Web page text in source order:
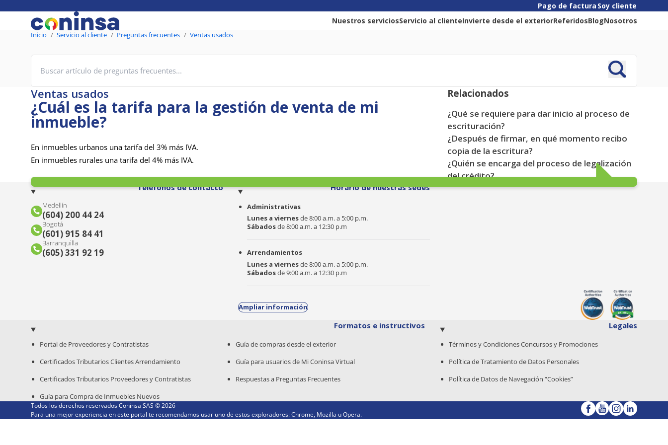
Pago de factura Soy cliente
Nuestros serviciosServicio al clienteInvierte desde el exteriorReferidosBlogNosotros
Inicio Servicio al cliente Preguntas frecuentes Ventas usados
Ventas usados
¿Cuál es la tarifa para la gestión de venta de mi
inmueble?
En inmuebles urbanos una tarifa del 3% más IVA.
En inmuebles rurales una tarifa del 4% más IVA.
Relacionados
¿Qué se requiere para dar inicio al proceso de
escrituración?
¿Después de firmar, en qué momento recibo
copia de la escritura?
¿Quién se encarga del proceso de legalización
del crédito?
Teléfonos de contacto
Medellín
(604) 200 44 24
Bogotá
(601) 915 84 41
Barranquilla
(605) 331 92 19
Horario de nuestras sedes
Administrativas
Lunes a viernesde 8:00 a.m. a 5:00 p.m.
Sábadosde 8:00 a.m. a 12:30 p.m
Arrendamientos
Lunes a viernesde 8:00 a.m. a 5:00 p.m.
Sábadosde 9:00 a.m. a 12:30 p.m
Ampliar información
Formatos e instructivos
Portal de Proveedores y Contratistas
Certificados Tributarios Clientes Arrendamiento
Certificados Tributarios Proveedores y Contratistas
Guía para Compra de Inmuebles Nuevos
Guía de compras desde el exterior
Guía para usuarios de Mi Coninsa Virtual
Respuestas a Preguntas Frecuentes
Legales
Términos y Condiciones Concursos y Promociones
Política de Tratamiento de Datos Personales
Política de Datos de Navegación “Cookies”
Todos los derechos reservados Coninsa SAS ©2026
Para una mejor experiencia en este portal te recomendamos usar uno de estos exploradores: Chrome, Mozilla u Opera.